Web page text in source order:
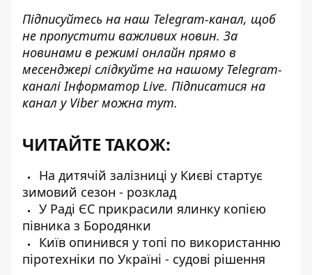
Підписуйтесь на наш Telegram-канал, щоб
не пропустити важливих новин. За
новинами в режимі онлайн прямо в
месенджері слідкуйте на нашому Telegram-
каналіІнформатор Live. Підписатися на
канал у Viber можна тут.
ЧИТАЙТЕ ТАКОЖ:
На дитячій залізниці у Києві стартує
зимовий сезон - розклад
У Раді ЄС прикрасили ялинку копією
півника з Бородянки
Київ опинився у топі по використанню
піротехніки по Україні - судові рішення